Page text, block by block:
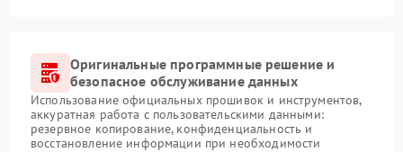
Оригинальные программные решение и
безопасное обслуживание данных
Использование официальных прошивок и инструментов,
аккуратная работа с пользовательскими данными:
резервное копирование, конфиденциальность и
восстановление информации при необходимости